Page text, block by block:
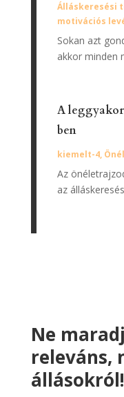
Álláskeresési
motivációs
Sokan azt
akkor minden
A
ben
kiemelt-4,
Az
az
Ne
releváns,
állásokról!